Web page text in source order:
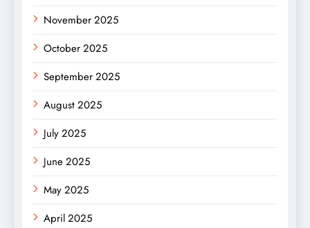
November 2025
October 2025
September 2025
August 2025
July 2025
June 2025
May 2025
April 2025